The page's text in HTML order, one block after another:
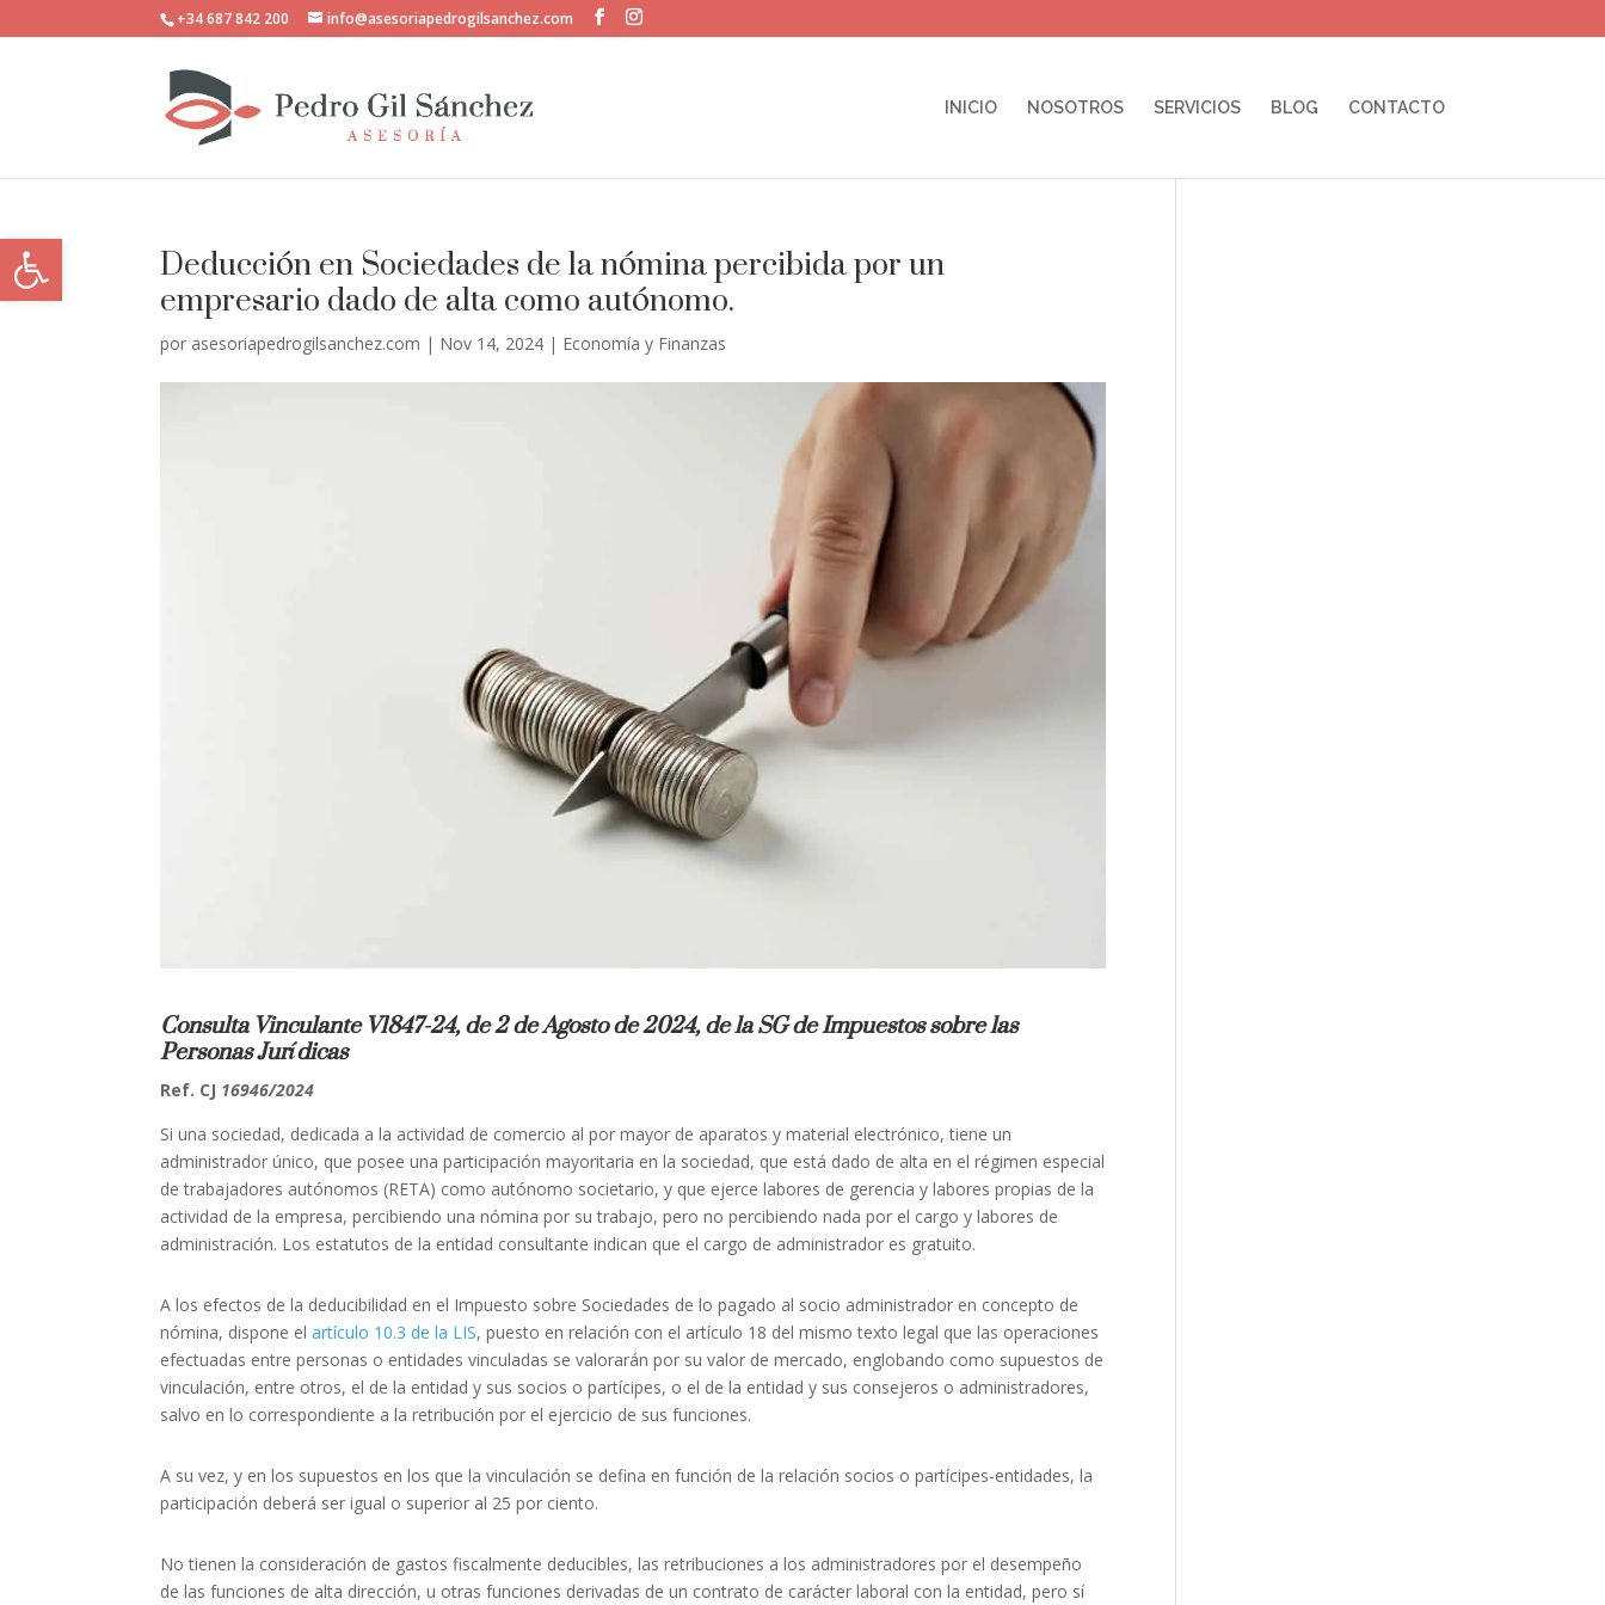
Abrir barra de herramientas
+34 687 842 200 info@asesoriapedrogilsanchez.com
INICIO NOSOTROS SERVICIOS BLOG CONTACTO
Deducción en Sociedades de la nómina percibida por un
empresario dado de alta como autónomo.
por asesoriapedrogilsanchez.com | Nov 14, 2024 | Economía y Finanzas
Consulta Vinculante V1847-24, de 2 de Agosto de 2024, de la SG de Impuestos sobre las
Personas Jurídicas
Ref. CJ 16946/2024
Si una sociedad, dedicada a la actividad de comercio al por mayor de aparatos y material electrónico, tiene un
administrador único, que posee una participación mayoritaria en la sociedad, que está dado de alta en el régimen especial
de trabajadores autónomos (RETA) como autónomo societario, y que ejerce labores de gerencia y labores propias de la
actividad de la empresa, percibiendo una nómina por su trabajo, pero no percibiendo nada por el cargo y labores de
administración. Los estatutos de la entidad consultante indican que el cargo de administrador es gratuito.
A los efectos de la deducibilidad en el Impuesto sobre Sociedades de lo pagado al socio administrador en concepto de
nómina, dispone elartículo 10.3 de la LIS, puesto en relación con el artículo 18 del mismo texto legal que las operaciones
efectuadas entre personas o entidades vinculadas se valorarán por su valor de mercado, englobando como supuestos de
vinculación, entre otros, el de la entidad y sus socios o partícipes, o el de la entidad y sus consejeros o administradores,
salvo en lo correspondiente a la retribución por el ejercicio de sus funciones.
A su vez, y en los supuestos en los que la vinculación se defina en función de la relación socios o partícipes-entidades, la
participación deberá ser igual o superior al 25 por ciento.
No tienen la consideración de gastos fiscalmente deducibles, las retribuciones a los administradores por el desempeño
de las funciones de alta dirección, u otras funciones derivadas de un contrato de carácter laboral con la entidad, pero sí